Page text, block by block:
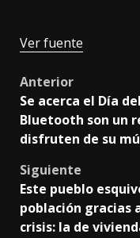
Ver fuente
Post
navigation
Anterior
Se acerca el Día
Bluetooth son un
disfruten de su
Siguiente
Este pueblo
población gracias
crisis: la de